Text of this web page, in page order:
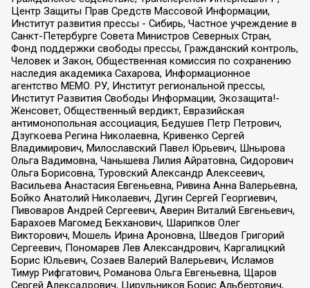
Центр Защиты Прав Средств Массовой Информации,
Институт развития прессы - Сибирь, Частное учреждение в
Санкт-Петербурге Совета Министров Северных Стран,
Фонд поддержки свободы прессы, Гражданский контроль,
Человек и Закон, Общественная комиссия по сохранению
наследия академика Сахарова, Информационное
агентство МЕМО. РУ, Институт региональной прессы,
Институт Развития Свободы Информации, Экозащита!-
Женсовет, Общественный вердикт, Евразийская
антимонопольная ассоциация, Бедушев Петр Петрович,
Дзугкоева Регина Николаевна, Кривенко Сергей
Владимирович, Милославский Павел Юрьевич, Шнырова
Ольга Вадимовна, Чанышева Лилия Айратовна, Сидорович
Ольга Борисовна, Туровский Александр Алексеевич,
Васильева Анастасия Евгеньевна, Ривина Анна Валерьевна,
Бойко Анатолий Николаевич, Дугин Сергей Георгиевич,
Пивоваров Андрей Сергеевич, Аверин Виталий Евгеньевич,
Барахоев Магомед Бекханович, Шарипков Олег
Викторович, Мошель Ирина Ароновна, Шведов Григорий
Сергеевич, Пономарев Лев Александрович, Каргалицкий
Борис Юльевич, Созаев Валерий Валерьевич, Исламов
Тимур Рифгатович, Романова Ольга Евгеньевна, Щаров
Сергей Алексадрович, Цирульников Борис Альбертович,